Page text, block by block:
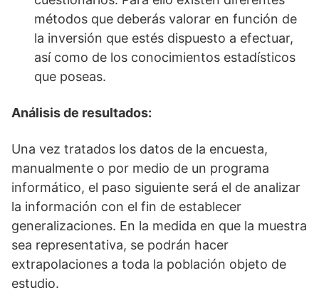
métodos que deberás valorar en función de
la inversión que estés dispuesto a efectuar,
así como de los conocimientos estadísticos
que poseas.
Análisis de resultados:
Una vez tratados los datos de la encuesta,
manualmente o por medio de un programa
informático, el paso siguiente será el de analizar
la información con el fin de establecer
generalizaciones. En la medida en que la muestra
sea representativa, se podrán hacer
extrapolaciones a toda la población objeto de
estudio.